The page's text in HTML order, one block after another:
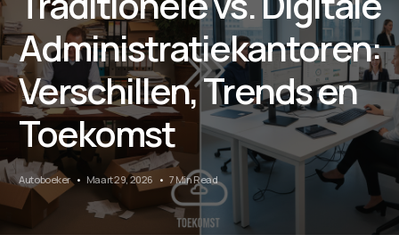
Administratiekantoren:
Verschillen, Trends en
Toekomst
Autoboeker Maart 29, 2026 7 Min Read